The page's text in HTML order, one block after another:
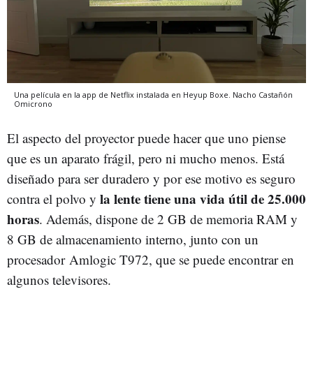
Una película en la app de Netflix instalada en Heyup Boxe. Nacho Castañón
Omicrono
El aspecto del proyector puede hacer que uno piense
que es un aparato frágil, pero ni mucho menos. Está
diseñado para ser duradero y por ese motivo es seguro
contra el polvo y la lente tiene una vida útil de 25.000
horas. Además, dispone de 2 GB de memoria RAM y
8 GB de almacenamiento interno, junto con un
procesador Amlogic T972, que se puede encontrar en
algunos televisores.